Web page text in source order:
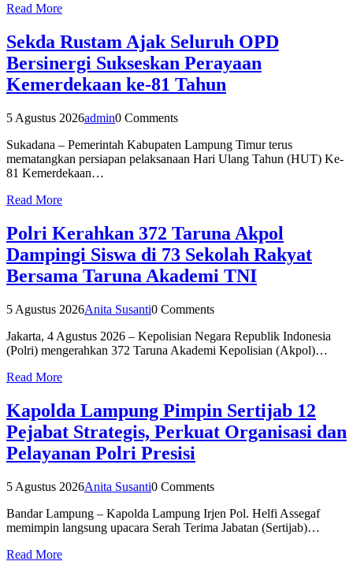
Read More
Sekda Rustam Ajak Seluruh OPD
Bersinergi Sukseskan Perayaan
Kemerdekaan ke-81 Tahun
5 Agustus 2026admin0 Comments
Sukadana – Pemerintah Kabupaten Lampung Timur terus
mematangkan persiapan pelaksanaan Hari Ulang Tahun (HUT) Ke-
81 Kemerdekaan…
Read More
Polri Kerahkan 372 Taruna Akpol
Dampingi Siswa di 73 Sekolah Rakyat
Bersama Taruna Akademi TNI
5 Agustus 2026Anita Susanti0 Comments
Jakarta, 4 Agustus 2026 – Kepolisian Negara Republik Indonesia
(Polri) mengerahkan 372 Taruna Akademi Kepolisian (Akpol)…
Read More
Kapolda Lampung Pimpin Sertijab 12
Pejabat Strategis, Perkuat Organisasi dan
Pelayanan Polri Presisi
5 Agustus 2026Anita Susanti0 Comments
Bandar Lampung – Kapolda Lampung Irjen Pol. Helfi Assegaf
memimpin langsung upacara Serah Terima Jabatan (Sertijab)…
Read More